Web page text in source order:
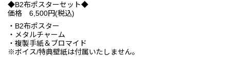
◆B2布ポスターセット◆
価格 6,500円(税込)
・B2布ポスター
・メタルチャーム
・複製手紙＆ブロマイド
※ボイス/特典壁紙は付属いたしません。